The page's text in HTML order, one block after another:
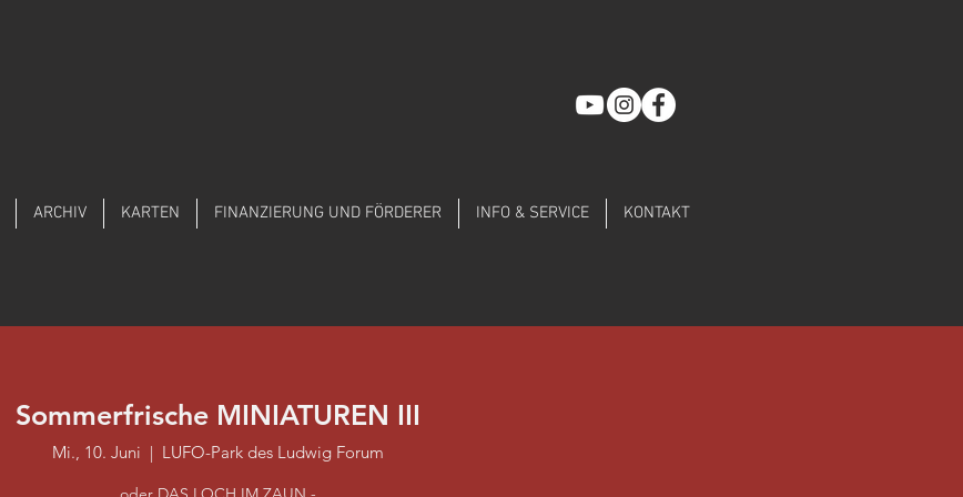
ARCHIV KARTEN FINANZIERUNG UND FÖRDERER INFO & SERVICE KONTAKT
Sommerfrische MINIATUREN III
Mi., 10. Juni
  |
LUFO-Park des Ludwig Forum